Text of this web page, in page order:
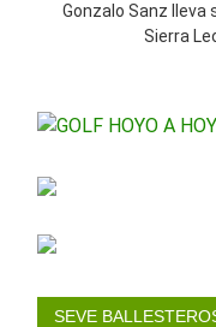
Gonzalo Sanz lleva
Sierra
SEVE